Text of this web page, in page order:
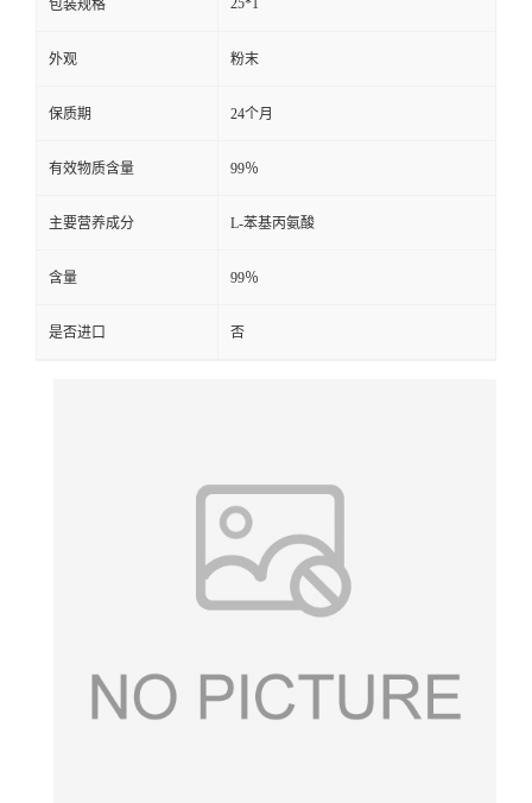
包装规格 25*1
外观 粉末
保质期 24个月
有效物质含量 99％
主要营养成分 L-苯基丙氨酸
含量 99％
是否进口 否